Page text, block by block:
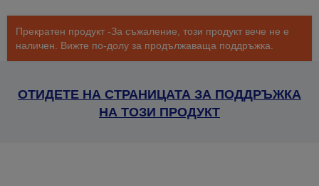
Прекратен продукт -За съжаление, този продукт вече не е
наличен. Вижте по-долу за продължаваща поддръжка.
ОТИДЕТЕ НА СТРАНИЦАТА ЗА ПОДДРЪЖКА
НА ТОЗИ ПРОДУКТ